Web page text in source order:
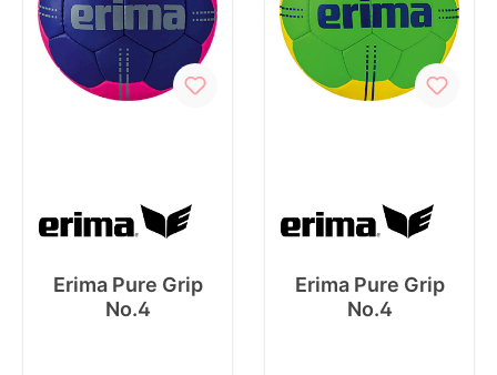
Erima Pure Grip
No.4
Erima Pure Grip
No.4